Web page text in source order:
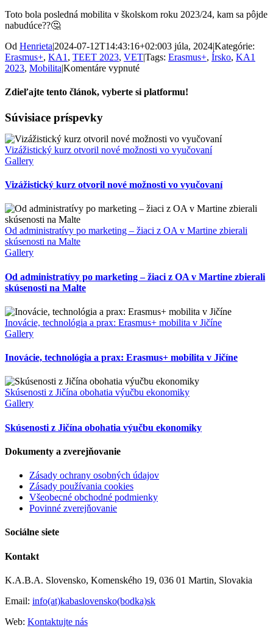
Toto bola posledná mobilita v školskom roku 2023/24, kam sa pôjde
nabudúce??🤔
Od Henrieta|2024-07-12T14:43:16+02:003 júla, 2024|Kategórie:
Erasmus+, KA1 , TEET 2023, VET|Tags: Erasmus+, Írsko, KA1
2023, Mobilita|Komentáre vypnuténa
na
praxi
Zdieľajte tento článok, vyberte si platformu!
Facebook
X
Súvisiace príspevky
Vizážistický kurz otvoril nové možnosti vo vyučovaní
Gallery
Vizážistický kurz otvoril nové možnosti vo vyučovaní
Od administratívy po marketing – žiaci z OA v Martine zbierali
skúsenosti na Malte
Gallery
Od administratívy po marketing – žiaci z OA v Martine zbierali
skúsenosti na Malte
Inovácie, technológia a prax: Erasmus+ mobilita v Jičíne
Gallery
Inovácie, technológia a prax: Erasmus+ mobilita v Jičíne
Skúsenosti z Jičína obohatia výučbu ekonomiky
Gallery
Skúsenosti z Jičína obohatia výučbu ekonomiky
Dokumenty a zverejňovanie
Zásady ochrany osobných údajov
Zásady používania cookies
Všeobecné obchodné podmienky
Povinné zverejňovanie
Sociálne siete
Kontakt
K.A.B.A. Slovensko, Komenského 19, 036 01 Martin, Slovakia
Email: info(at)kabaslovensko(bodka)sk
Web: Kontaktujte nás